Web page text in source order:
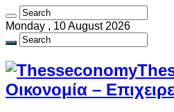
Monday , 10 August 2026
Οικονομία –